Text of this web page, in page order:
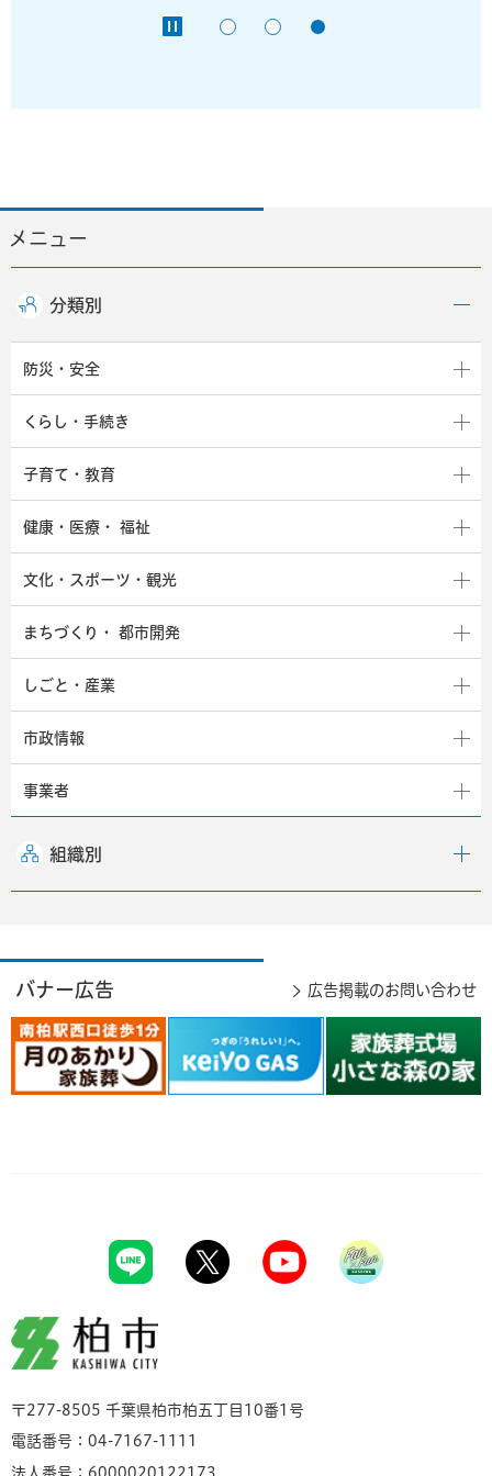
メニュー
分類別
防災・安全
くらし・手続き
子育て・教育
健康・医療・ 福祉
文化・スポーツ・観光
まちづくり・ 都市開発
しごと・産業
市政情報
事業者
組織別
バナー広告 広告掲載のお問い合わせ
柏市
〒277-8505 千葉県柏市柏五丁目10番1号
電話番号：04-7167-1111
法人番号：6000020122173